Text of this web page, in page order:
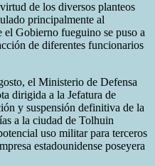
de los diversos planteos
principalmente al
Gobierno fueguino se puso a
de diferentes funcionarios
el Ministerio de Defensa
dirigida a la Jefatura de
y suspensión definitiva de la
a la ciudad de Tolhuin
uso militar para terceros
estadounidense poseyera